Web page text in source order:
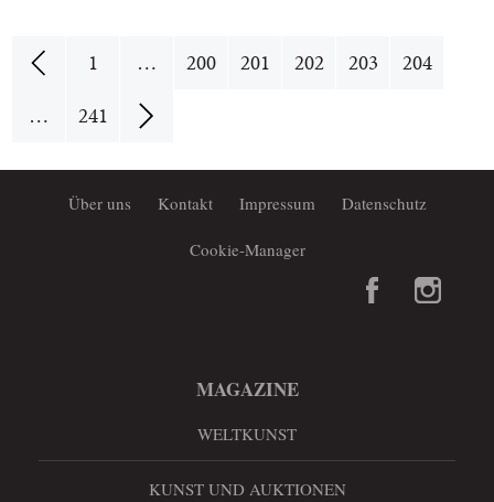
1 … 200 201 202 203
204
…
241
Über uns Kontakt Impressum Datenschutz
Cookie-Manager
MAGAZINE
WELTKUNST
KUNST UND AUKTIONEN